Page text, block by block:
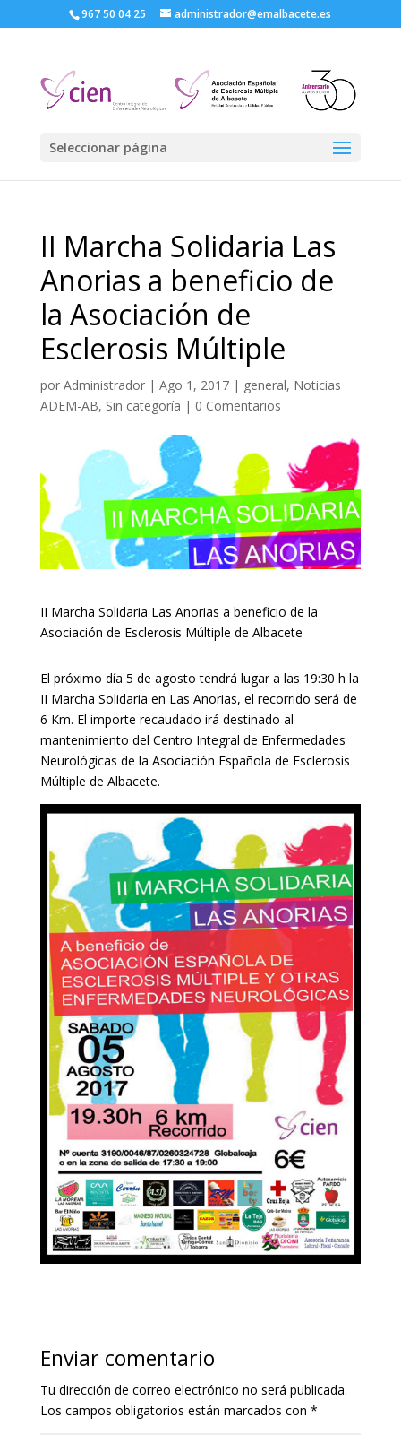
967 50 04 25 administrador@emalbacete.es
Seleccionar página
II Marcha Solidaria Las
Anorias a beneficio de
la Asociación de
Esclerosis Múltiple
por Administrador| Ago 1, 2017| general, Noticias
ADEM-AB, Sin categoría | 0 Comentarios
II Marcha Solidaria Las Anorias a beneficio de la
Asociación de Esclerosis Múltiple de Albacete
El próximo día 5 de agosto tendrá lugar a las 19:30 h la
II Marcha Solidaria en Las Anorias, el recorrido será de
6 Km. El importe recaudado irá destinado al
mantenimiento del Centro Integral de Enfermedades
Neurológicas de la Asociación Española de Esclerosis
Múltiple de Albacete.
Enviar comentario
Tu dirección de correo electrónico no será publicada.
Los campos obligatorios están marcados con *